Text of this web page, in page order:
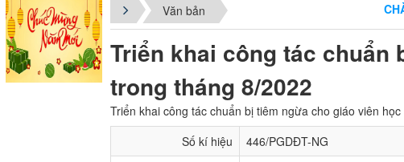
Văn bản CHÀO
Triển khai công tác
trong tháng 8/2022
Triển khai công tác chuẩn bị tiêm ngừa cho giáo viên
Số kí hiệu
446/PGDĐT-NG